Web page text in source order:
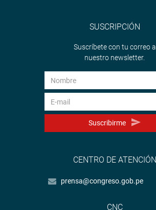
SUSCRIPCIÓN
Suscríbete con tu correo a
nuestro newsletter.
Suscribirme
CENTRO DE ATENCIÓN
prensa@congreso.gob.pe
CNC